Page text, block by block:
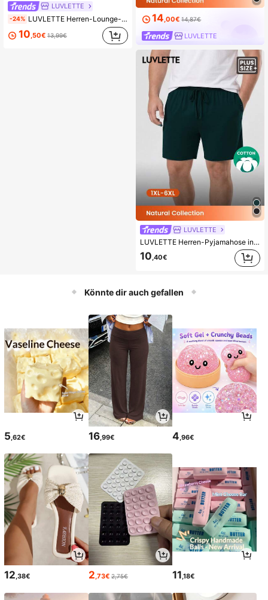
LUVLETTE
-24% LUVLETTE Herren-Lounge-Shorts in großen Größen aus weicher Baumwolle, graue Schlafshorts mit Farbblockdesign und blauem Saum, bequeme Sommer-Pyjamas mit Grafik
10 ,50€ 13,99€
14 ,00€ 14,87€
LUVLETTE
LUVLETTE
LUVLETTE Herren-Pyjamahose in Große Größen für Frühling und Sommer, dunkelgrün, Basic, weich, aus 100 % reiner Baumwolle, luftig, als Schlafhose und Loungehose für draußen
10,40€
Könnte dir auch gefallen
5,62€ 16,99€ 4,96€
12,38€ 2,73€ 2,75€ 11,18€